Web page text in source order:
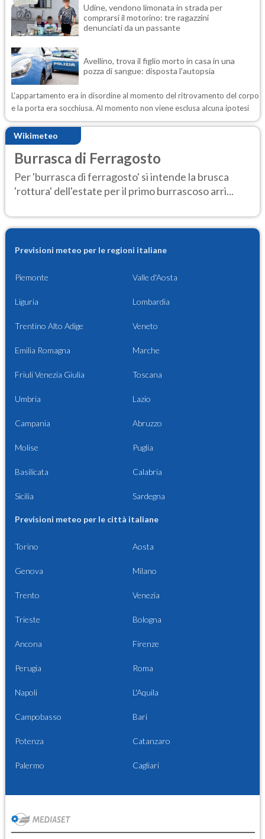
Udine, vendono limonata in strada per
comprarsi il motorino: tre ragazzini
denunciati da un passante
Avellino, trova il figlio morto in casa in una
pozza di sangue: disposta l'autopsia
L'appartamento era in disordine al momento del ritrovamento del corpo
e la porta era socchiusa. Al momento non viene esclusa alcuna ipotesi
Wikimeteo
Burrasca di Ferragosto
Per 'burrasca di ferragosto' si intende la brusca
'rottura' dell'estate per il primo burrascoso arri...
Previsioni meteo per le regioni italiane
Piemonte Valle d'Aosta
Liguria Lombardia
Trentino Alto Adige Veneto
Emilia Romagna Marche
Friuli Venezia Giulia Toscana
Umbria Lazio
Campania Abruzzo
Molise Puglia
Basilicata Calabria
Sicilia Sardegna
Previsioni meteo per le città italiane
Torino Aosta
Genova Milano
Trento Venezia
Trieste Bologna
Ancona Firenze
Perugia Roma
Napoli L'Aquila
Campobasso Bari
Potenza Catanzaro
Palermo Cagliari